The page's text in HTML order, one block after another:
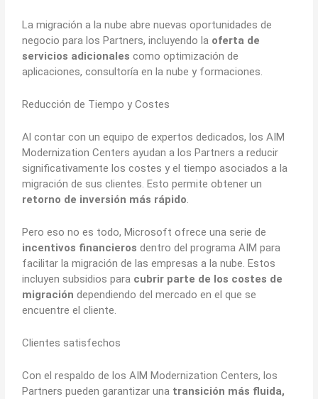
La migración a la nube abre nuevas oportunidades de
negocio para los Partners, incluyendo la oferta de
servicios adicionales como optimización de
aplicaciones, consultoría en la nube y formaciones.
Reducción de Tiempo y Costes
Al contar con un equipo de expertos dedicados, los AIM
Modernization Centers ayudan a los Partners a reducir
significativamente los costes y el tiempo asociados a la
migración de sus clientes. Esto permite obtener un
retorno de inversión más rápido.
Pero eso no es todo, Microsoft ofrece una serie de
incentivos financieros dentro del programa AIM para
facilitar la migración de las empresas a la nube. Estos
incluyen subsidios para cubrir parte de los costes de
migración dependiendo del mercado en el que se
encuentre el cliente.
Clientes satisfechos
Con el respaldo de los AIM Modernization Centers, los
Partners pueden garantizar una transición más fluida,